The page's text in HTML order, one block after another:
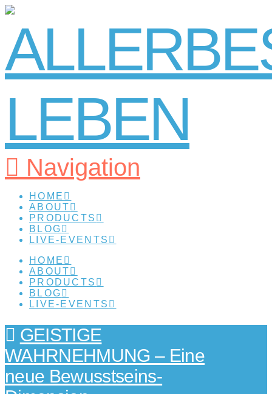
Navigation
HOME
ABOUT
PRODUCTS
BLOG
LIVE-EVENTS
HOME
ABOUT
PRODUCTS
BLOG
LIVE-EVENTS
GEISTIGE
WAHRNEHMUNG – Eine
neue Bewusstseins-